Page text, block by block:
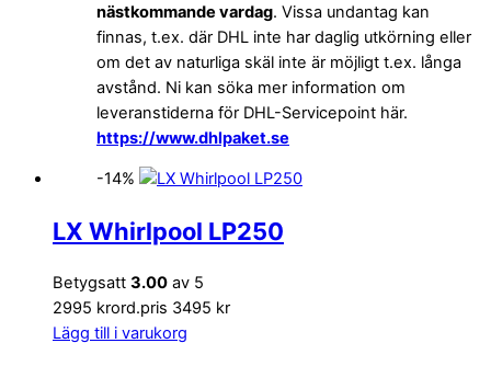
nästkommande vardag. Vissa undantag kan
finnas, t.ex. där DHL inte har daglig utkörning eller
om det av naturliga skäl inte är möjligt t.ex. långa
avstånd. Ni kan söka mer information om
leveranstiderna för DHL-Servicepoint här.
https://www.dhlpaket.se
-14%
LX Whirlpool LP250
Betygsatt 3.00 av 5
2995 krord.pris 3495 kr
Lägg till i varukorg